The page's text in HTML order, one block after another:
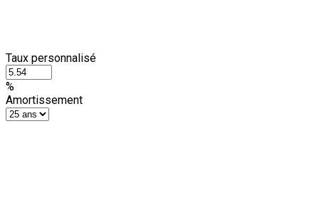
Taux personnalisé
%
Amortissement